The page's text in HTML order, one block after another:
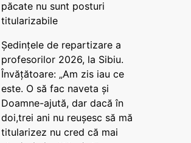
păcate nu sunt posturi
titularizabile
Ședințele de repartizare a
profesorilor 2026, la Sibiu.
Învățătoare: „Am zis iau ce
este. O să fac naveta și
Doamne-ajută, dar dacă în
doi,trei ani nu reușesc să mă
titularizez nu cred că mai